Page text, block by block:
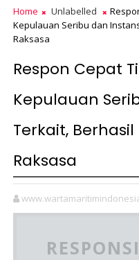
Home Unlabelled
Kepulauan Seribu dan
Raksasa
Respon Cepat
Kepulauan
Terkait,
Raksasa